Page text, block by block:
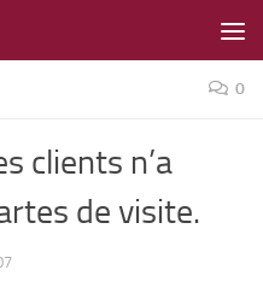
0
clients n’a
de visite.